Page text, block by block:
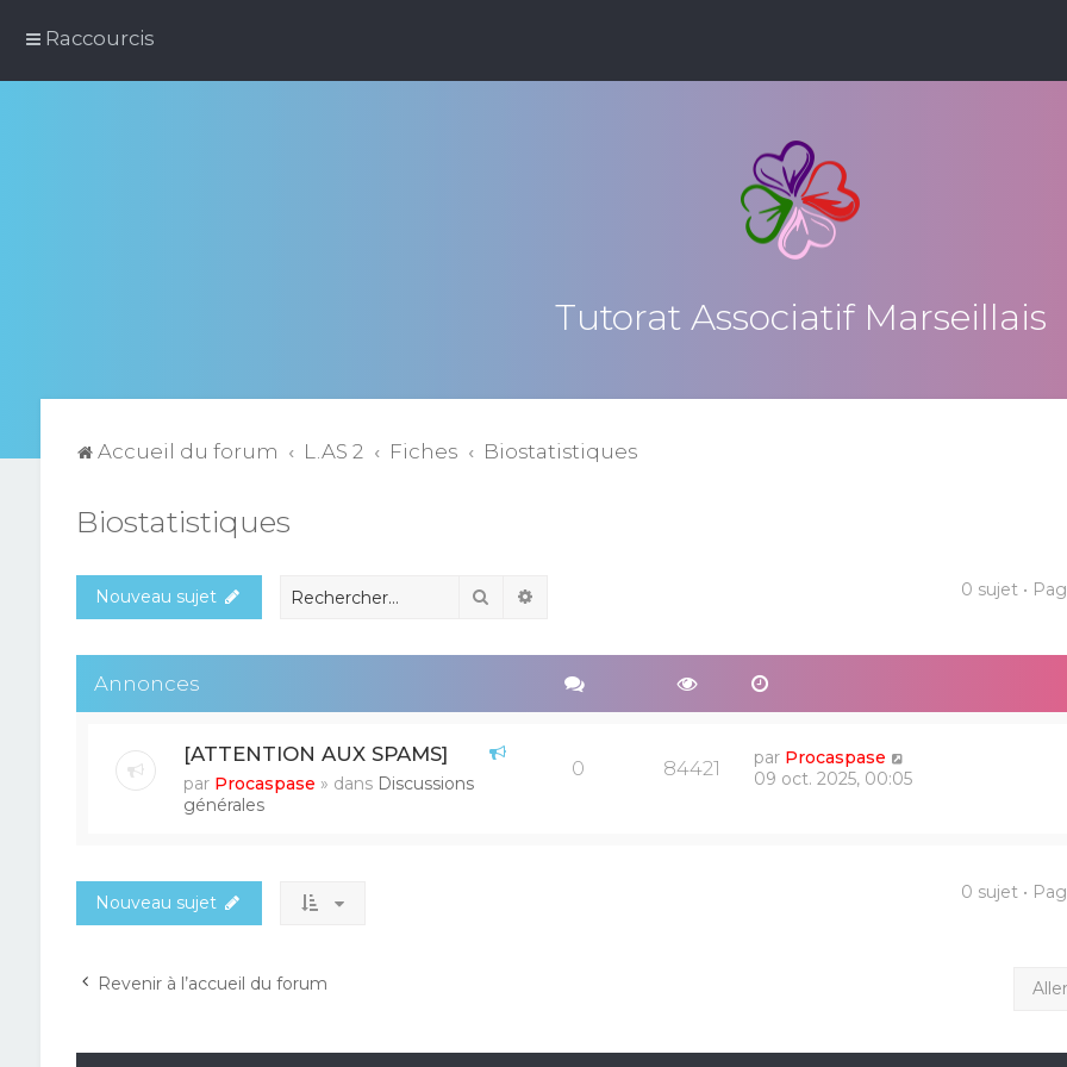
Raccourcis
Tutorat Associatif Marseillais
Accueil du forum L.AS 2 Fiches Biostatistiques
Biostatistiques
Nouveau sujet Rechercher 0 sujet •
Annonces
[ATTENTION AUX SPAMS]
par Procaspase » dans Discussions
générales
0 84421 par Procaspase
09 oct. 2025, 00:05
Nouveau sujet 0 sujet •
Revenir à l’accueil du forum Aller